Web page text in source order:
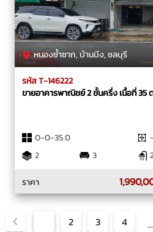
หนองซ้ำซาก, บ้านบึง, ชลบุรี
รหัส T-146222
ขายอาคารพาณิชย์ 2 ชั้นครึ่ง เนื้อที่ 35
0-0-35.0
-
2
3
ราคา
2 3 4 ...